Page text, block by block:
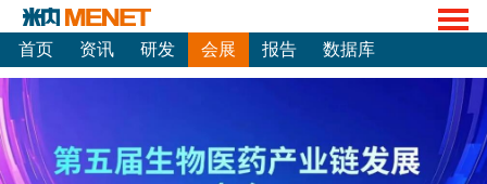
首页 资讯 研发 会展 报告 数据库